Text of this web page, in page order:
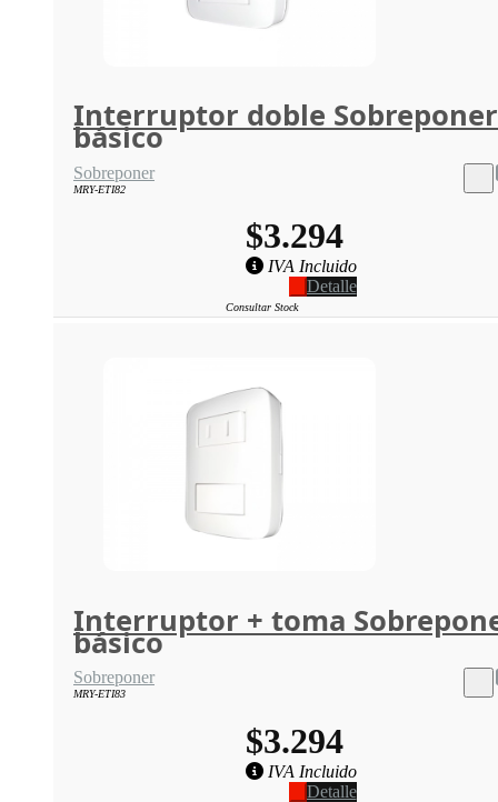
Interruptor doble Sobreponer
básico
Sobreponer
MRY-ETI82
$3.294
IVA Incluido
Detalle
Consultar Stock
Interruptor + toma
básico
Sobreponer
MRY-ETI83
$3.294
IVA Incluido
Detalle